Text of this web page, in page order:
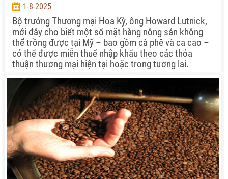
1-8-2025
Bộ trưởng Thương mại Hoa Kỳ, ông Howard Lutnick,
mới đây cho biết một số mặt hàng nông sản không
thể trồng được tại Mỹ – bao gồm cà phê và ca cao –
có thể được miễn thuế nhập khẩu theo các thỏa
thuận thương mại hiện tại hoặc trong tương lai.